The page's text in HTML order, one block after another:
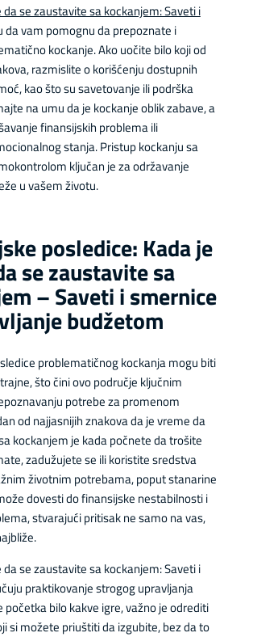
se zaustavite sa kockanjem: Saveti i
da vam pomognu da prepoznate i
kockanje. Ako uočite bilo koji od
razmislite o korišćenju dostupnih
kao što su savetovanje ili podrška
na umu da je kockanje oblik zabave, a
finansijskih problema ili
stanja. Pristup kockanju sa
ključan je za održavanje
u vašem životu.
posledice: Kada je
se zaustavite sa
– Saveti i smernice
budžetom
problematičnog kockanja mogu biti
što čini ovo područje ključnim
potrebe za promenom
od najjasnijih znakova da je vreme da
kockanjem je kada počnete da trošite
zadužujete se ili koristite sredstva
životnim potrebama, poput stanarine
dovesti do finansijske nestabilnosti i
stvarajući pritisak ne samo na vas,
se zaustavite sa kockanjem: Saveti i
praktikovanje strogog upravljanja
početka bilo kakve igre, važno je odrediti
si možete priuštiti da izgubite, bez da to